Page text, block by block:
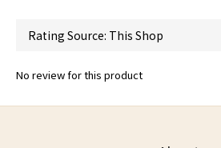
No review for this product